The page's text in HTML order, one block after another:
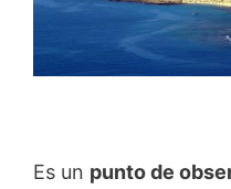
Es un punto de